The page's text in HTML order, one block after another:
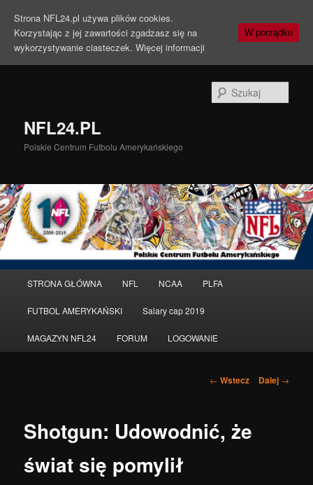
NFL24.PL
Polskie Centrum Futbolu Amerykańskiego
główne
Przeskocz
do
tekstu
STRONA GŁÓWNA NFL NCAA PLFA
FUTBOL AMERYKAŃSKI Salary cap 2019
MAGAZYN NFL24 FORUM LOGOWANIE
Nawigacja
← Wstecz Dalej →
Shotgun: Udowodnić, że
świat się pomylił
Strona NFL24.pl używa plików cookies.
Korzystając z jej zawartości zgadzasz się na
wykorzystywanie ciasteczek. Więcej informacji
W porządku